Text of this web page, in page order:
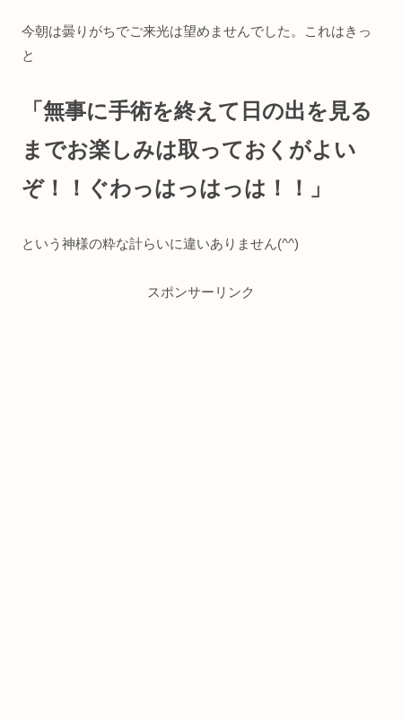
今朝は曇りがちでご来光は望めませんでした。これはきっ
と
「無事に手術を終えて日の出を見る
までお楽しみは取っておくがよい
ぞ！！ぐわっはっはっは！！」
という神様の粋な計らいに違いありません(^^)
スポンサーリンク